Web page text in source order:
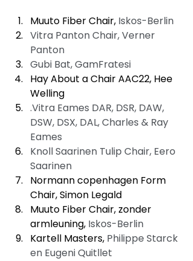
Muuto Fiber Chair, Iskos-Berlin
Vitra Panton Chair, Verner
Panton
Gubi Bat, GamFratesi
Hay About a Chair AAC22, Hee
Welling
.Vitra Eames DAR, DSR, DAW,
DSW, DSX, DAL, Charles & Ray
Eames
Knoll Saarinen Tulip Chair, Eero
Saarinen
Normann copenhagen Form
Chair, Simon Legald
Muuto Fiber Chair, zonder
armleuning, Iskos-Berlin
Kartell Masters, Philippe Starck
en Eugeni Quitllet